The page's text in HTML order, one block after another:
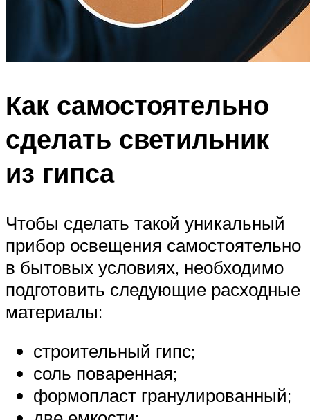
Как самостоятельно
сделать светильник
из гипса
Чтобы сделать такой уникальный
прибор освещения самостоятельно
в бытовых условиях, необходимо
подготовить следующие расходные
материалы:
строительный гипс;
соль поваренная;
формопласт гранулированный;